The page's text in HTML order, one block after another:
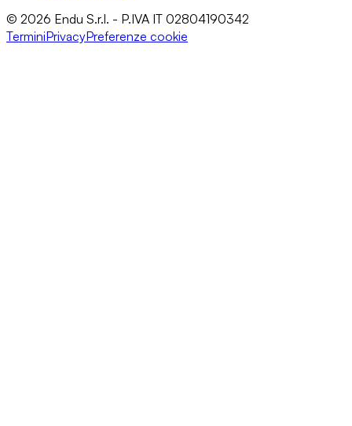
© 2026 Endu S.r.l. - P.IVA IT 02804190342
TerminiPrivacyPreferenze cookie